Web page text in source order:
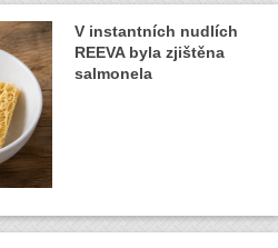
V instantních nudlích
REEVA byla zjištěna
salmonela